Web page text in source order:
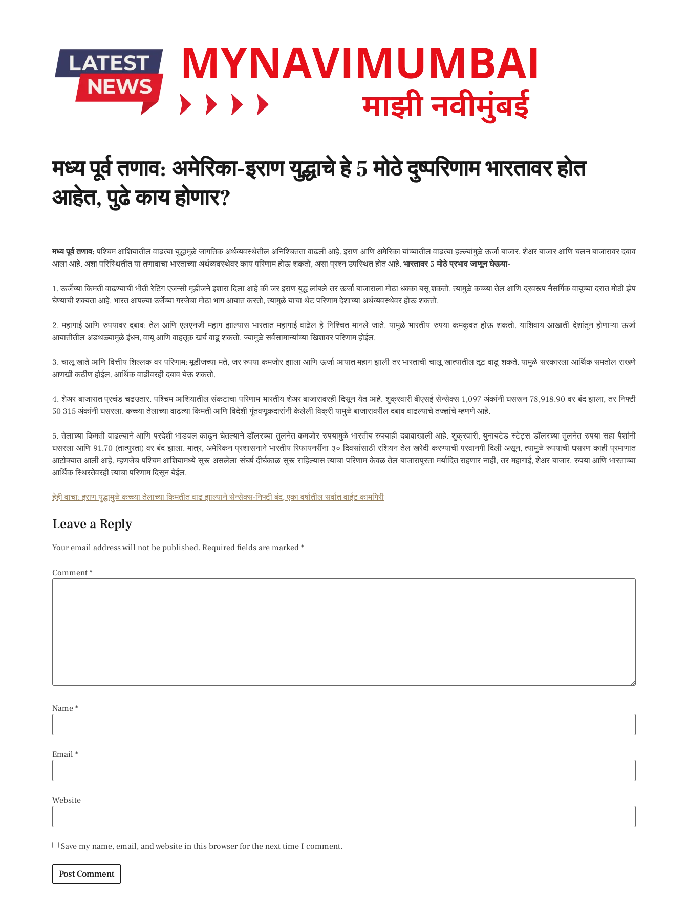
मध्य पूर्व तणाव: अमेरिका-इराण युद्धाचे हे 5 मोठे दुष्परिणाम भारतावर होत
आहेत, पुढे काय होणार?
मध्य पूर्व तणाव: पश्चिम आशियातील वाढत्या युद्धामुळे जागतिक अर्थव्यवस्थेतील अनिश्चितता वाढली आहे. इराण आणि अमेरिका यांच्यातील वाढत्या हल्ल्यांमुळे ऊर्जा बाजार, शेअर बाजार आणि चलन बाजारावर दबाव
आला आहे. अशा परिस्थितीत या तणावाचा भारताच्या अर्थव्यवस्थेवर काय परिणाम होऊ शकतो, असा प्रश्न उपस्थित होत आहे. भारतावर 5 मोठे प्रभाव जाणून घेऊया-
1. ऊर्जेच्या किमती वाढण्याची भीती रेटिंग एजन्सी मूडीजने इशारा दिला आहे की जर इराण युद्ध लांबले तर ऊर्जा बाजाराला मोठा धक्का बसू शकतो. त्यामुळे कच्च्या तेल आणि द्रवरूप नैसर्गिक वायूच्या दरात मोठी झेप
घेण्याची शक्यता आहे. भारत आपल्या उर्जेच्या गरजेचा मोठा भाग आयात करतो, त्यामुळे याचा थेट परिणाम देशाच्या अर्थव्यवस्थेवर होऊ शकतो.
2. महागाई आणि रुपयावर दबाव: तेल आणि एलएनजी महाग झाल्यास भारतात महागाई वाढेल हे निश्चित मानले जाते. यामुळे भारतीय रुपया कमकुवत होऊ शकतो. याशिवाय आखाती देशांतून होणाऱ्या ऊर्जा
आयातीतील अडथळ्यामुळे इंधन, वायू आणि वाहतूक खर्च वाढू शकतो, ज्यामुळे सर्वसामान्यांच्या खिशावर परिणाम होईल.
3. चालू खाते आणि वित्तीय शिल्लक वर परिणाम: मूडीजच्या मते, जर रुपया कमजोर झाला आणि ऊर्जा आयात महाग झाली तर भारताची चालू खात्यातील तूट वाढू शकते. यामुळे सरकारला आर्थिक समतोल राखणे
आणखी कठीण होईल. आर्थिक वाढीवरही दबाव येऊ शकतो.
4. शेअर बाजारात प्रचंड चढउतार. पश्चिम आशियातील संकटाचा परिणाम भारतीय शेअर बाजारावरही दिसून येत आहे. शुक्रवारी बीएसई सेन्सेक्स 1,097 अंकांनी घसरून 78,918.90 वर बंद झाला, तर निफ्टी
50 315 अंकांनी घसरला. कच्च्या तेलाच्या वाढत्या किमती आणि विदेशी गुंतवणूकदारांनी केलेली विक्री यामुळे बाजारावरील दबाव वाढल्याचे तज्ज्ञांचे म्हणणे आहे.
5. तेलाच्या किमती वाढल्याने आणि परदेशी भांडवल काढून घेतल्याने डॉलरच्या तुलनेत कमजोर रुपयामुळे भारतीय रुपयाही दबावाखाली आहे. शुक्रवारी, युनायटेड स्टेट्स डॉलरच्या तुलनेत रुपया सहा पैशांनी
घसरला आणि 91.70 (तात्पुरता) वर बंद झाला. मात्र, अमेरिकन प्रशासनाने भारतीय रिफायनरींना ३० दिवसांसाठी रशियन तेल खरेदी करण्याची परवानगी दिली असून, त्यामुळे रुपयाची घसरण काही प्रमाणात
आटोक्यात आली आहे. म्हणजेच पश्चिम आशियामध्ये सुरू असलेला संघर्ष दीर्घकाळ सुरू राहिल्यास त्याचा परिणाम केवळ तेल बाजारापुरता मर्यादित राहणार नाही, तर महागाई, शेअर बाजार, रुपया आणि भारताच्या
आर्थिक स्थिरतेवरही त्याचा परिणाम दिसून येईल.
हेही वाचा: इराण युद्धामुळे कच्च्या तेलाच्या किमतीत वाढ झाल्याने सेन्सेक्स-निफ्टी बंद, एका वर्षातील सर्वात वाईट कामगिरी
Leave a Reply
Your email address will not be published. Required fields are marked *
Comment *
Name *
Email *
Website
Save my name, email, and website in this browser for the next time I comment.